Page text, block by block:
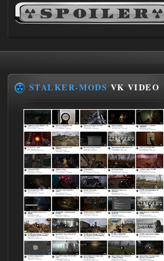
21:22
andreyforest1993
Здравствуйте, почему не
трелере?
ANOMALY ※ MEDIUM 7.0
19:14
Stalker-Mods-Clan-su
Доступно только для пользователей
Ответить ➤
03.08.2026
Improved Weapon Pack (I.W.P.) - UPD
30.12.25
11:00
Stalker-Mods-Clan-su
Глобальный патч от
31.07.2026.
STALKER-MODS VK VIDEO